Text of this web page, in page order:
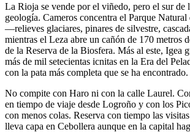
La Rioja se vende por el viñedo, pero el sur de
geología. Cameros concentra el Parque
—relieves glaciares, pinares de silvestre,
mientras el Leza abre un cañón de 170 metros
de la Reserva de la Biosfera. Más al este, Igea
más de mil setecientas icnitas en la Era del
con la pata más completa que se ha encontrado.
No compite con Haro ni con la calle Laurel.
en tiempo de viaje desde Logroño y con los
con menos colas. Reserva con tiempo las
lleva capa en Cebollera aunque en la capital